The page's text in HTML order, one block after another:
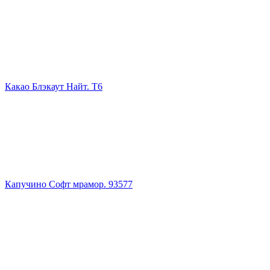
Какао Блэкаут Найт. Т6
Капучино Софт мрамор. 93577